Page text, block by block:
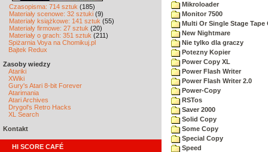
Czasopisma: 714 sztuk (185)
Materiały scenowe: 32 sztuki (9)
Materiały książkowe: 141 sztuk (55)
Materiały firmowe: 27 sztuk (20)
Materiały o grach: 351 sztuk (211)
Spiżarnia Voya na Chomikuj.pl
Bajtek Redux
Zasoby wiedzy
Atariki
XWiki
Gury's Atari 8-bit Forever
Atarimania
Atari Archives
Drygol's Retro Hacks
XL Search
Kontakt
HI SCORE CAFÉ
Mikroloader
Monitor 7500
Multi Or Single Stage Tape
New Nightmare
Nie tylko dla graczy
Potezny Kopier
Power Copy XL
Power Flash Writer
Power Flash Writer 2.0
Power-Copy
RSTos
Saver 2000
Solid Copy
Some Copy
Special Copy
Speed